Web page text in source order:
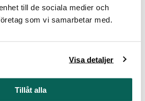
till de sociala medier och
som vi samarbetar med.
Visa detaljer
Tillåt alla